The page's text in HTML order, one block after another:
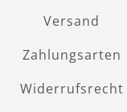
Versand
Zahlungsarten
Widerrufsrecht